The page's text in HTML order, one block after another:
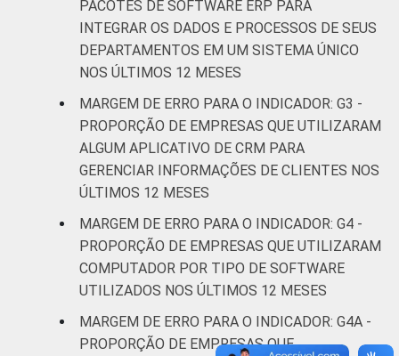
Atividades
imobiliárias;
Atividades
científicas e
técnicas;
Atividades
administrativas
e serviços
complentares
4,1
Informação e
Comunicação
4,5
Artes, cultura,
esporte e
PACOTES DE SOFTWARE ERP PARA
INTEGRAR OS DADOS E PROCESSOS DE SEUS
DEPARTAMENTOS EM UM SISTEMA ÚNICO
NOS ÚLTIMOS 12 MESES
MARGEM DE ERRO PARA O INDICADOR: G3 -
PROPORÇÃO DE EMPRESAS QUE UTILIZARAM
ALGUM APLICATIVO DE CRM PARA
GERENCIAR INFORMAÇÕES DE CLIENTES NOS
ÚLTIMOS 12 MESES
MARGEM DE ERRO PARA O INDICADOR: G4 -
PROPORÇÃO DE EMPRESAS QUE UTILIZARAM
COMPUTADOR POR TIPO DE SOFTWARE
UTILIZADOS NOS ÚLTIMOS 12 MESES
MARGEM DE ERRO PARA O INDICADOR: G4A -
PROPORÇÃO DE EMPRESAS QUE